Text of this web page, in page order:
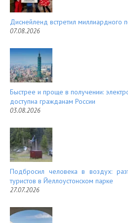
Диснейленд встретил миллиардного
07.08.2026
Быстрее и проще в получении:
доступна гражданам России
03.08.2026
Подбросил человека в воздух:
туристов в Йеллоустонском парке
27.07.2026